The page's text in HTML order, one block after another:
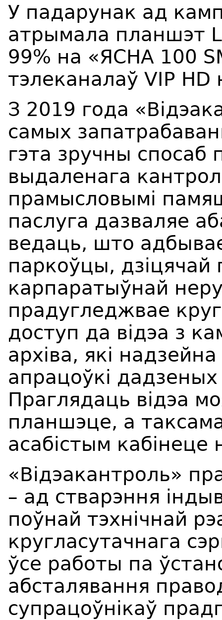
У падарунак ад
атрымала планшэт
99% на «ЯСНА 100
тэлеканалаў VIP
З 2019 года
самых
гэта зручны спосаб
выдаленага
прамысловымі
паслуга дазваляе
ведаць, што
паркоўцы, дзіцячай
карпаратыўнай
прадугледжвае
доступ да відэа з
архіва, які
апрацоўкі
Праглядаць відэа
планшэце, а
асабістым
«Відэакантроль»
– ад стварэння
поўнай тэхнічнай
кругласутачнага
ўсе работы па
абсталявання
супрацоўнікаў